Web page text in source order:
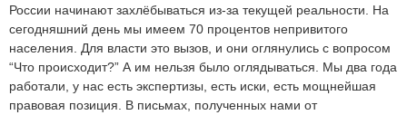
России начинают захлёбываться из-за текущей реальности. На
сегодняшний день мы имеем 70 процентов непривитого
населения. Для власти это вызов, и они оглянулись с вопросом
“Что происходит?” А им нельзя было оглядываться. Мы два года
работали, у нас есть экспертизы, есть иски, есть мощнейшая
правовая позиция. В письмах, полученных нами от